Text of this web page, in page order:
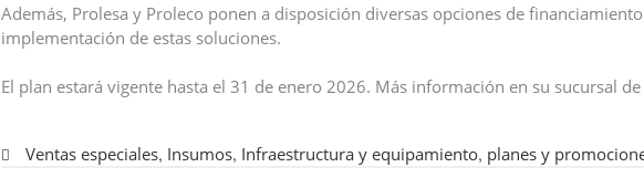
Además, Prolesa y Proleco ponen a disposición diversas opciones de
implementación de estas soluciones.
El plan estará vigente hasta el 31 de enero 2026. Más información en su sucursal
Ventas especiales, Insumos, Infraestructura y equipamiento, planes y